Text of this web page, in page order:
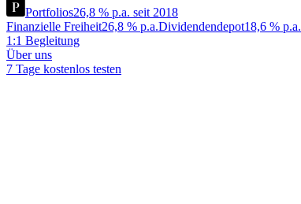
Portfolios26,8 % p.a. seit 2018
Finanzielle Freiheit26,8 % p.a.Dividendendepot18,6 % p.a.
1:1 Begleitung
Über uns
7 Tage kostenlos testen